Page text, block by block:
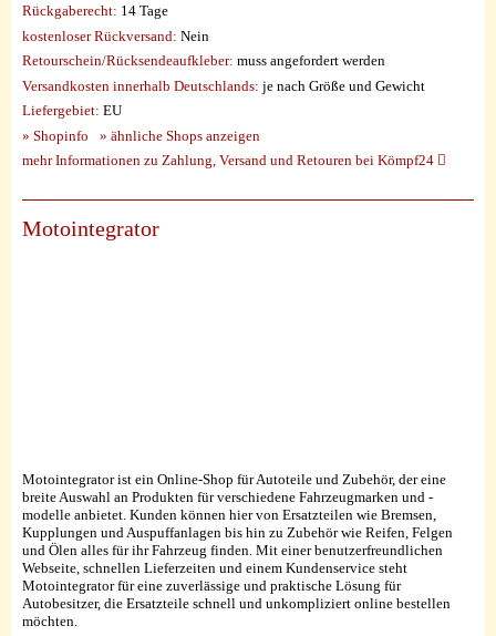
Rückgaberecht: 14 Tage
kostenloser Rückversand: Nein
Retourschein/Rücksendeaufkleber: muss angefordert werden
Versandkosten innerhalb Deutschlands: je nach Größe und Gewicht
Liefergebiet: EU
» Shopinfo
» ähnliche Shops anzeigen
mehr Informationen zu Zahlung, Versand und Retouren bei Kömpf24
Motointegrator
Motointegrator ist ein Online-Shop für Autoteile und Zubehör, der eine
breite Auswahl an Produkten für verschiedene Fahrzeugmarken und -
modelle anbietet. Kunden können hier von Ersatzteilen wie Bremsen,
Kupplungen und Auspuffanlagen bis hin zu Zubehör wie Reifen, Felgen
und Ölen alles für ihr Fahrzeug finden. Mit einer benutzerfreundlichen
Webseite, schnellen Lieferzeiten und einem Kundenservice steht
Motointegrator für eine zuverlässige und praktische Lösung für
Autobesitzer, die Ersatzteile schnell und unkompliziert online bestellen
möchten.